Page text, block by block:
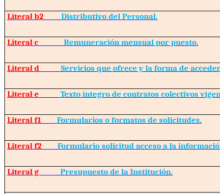
Literal b2 Distributivo del Personal.
Literal c Remuneración mensual por puesto.
Literal d Servicios que ofrece y la forma de
Literal e Texto íntegro de contratos colectivos
Literal f1 Formularios o formatos de solicitudes.
Literal f2 Formulario solicitud acceso a la
Literal g Presupuesto de la Institución.